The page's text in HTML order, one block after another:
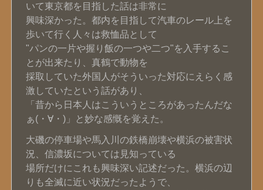
いて東京都を目指した話は非常に
興味深かった。都内を目指して汽車のレール上を
歩いて行く人々は救恤品として
"パンの一片や握り飯の一つや二つ"を入手するこ
とが出来たり、真鶴で動物を
採取していた外国人がそういった対応にえらく感
激していたという話があり、
「昔から日本人はこういうところがあったんだな
ぁ(・∀・)」と妙な感慨を覚えた。
大磯の停車場や馬入川の鉄橋崩壊や横浜の被害状
況、信濃坂については見知っている
場所だけにこれも興味深い記述だった。横浜の辺
りも全滅に近い状況だったようで、